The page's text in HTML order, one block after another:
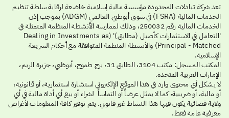
تعد شركة تبادلات المحدودة مؤسسة مالية إسلامية خاضعة لرقابة سلطة تنظيم
الخدمات المالية (FSRA) في سوق أبوظبي العالمي (ADGM) بموجب إذن
الخدمات المالية رقم 250032، وذلك لممارسة الأنشطة المنظمة المتمثلة في
'التعامل في الاستثمارات كأصيل (مطابق)' (Dealing in Investments as
Principal - Matched) والأنشطة المنظمة المتوافقة مع أحكام الشريعة
الإسلامية.
المكتب المسجل: مكتب 3104، الطابق 31، برج طموح، أبوظبي، جزيرة الريم،
الإمارات العربية المتحدة.
لا يشكل أي محتوى وارد في هذا الموقع الإلكتروني استشارة استثمارية، أو قانونية،
أو مالية، أو ضريبية، كما لا يمثل عرضاً أو التماساً لشراء أو بيع أي أداة مالية في أي
ولاية قضائية يكون فيها هذا النشاط غير قانوني. يتم توفير كافة المعلومات لأغراض
معرفية عامة فقط.